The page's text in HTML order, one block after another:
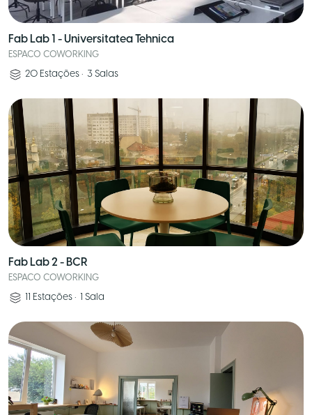
Fab Lab 1 - Universitatea Tehnica
ESPACO COWORKING
20 Estações • 3 Salas
Fab Lab 2 - BCR
ESPACO COWORKING
11 Estações • 1 Sala